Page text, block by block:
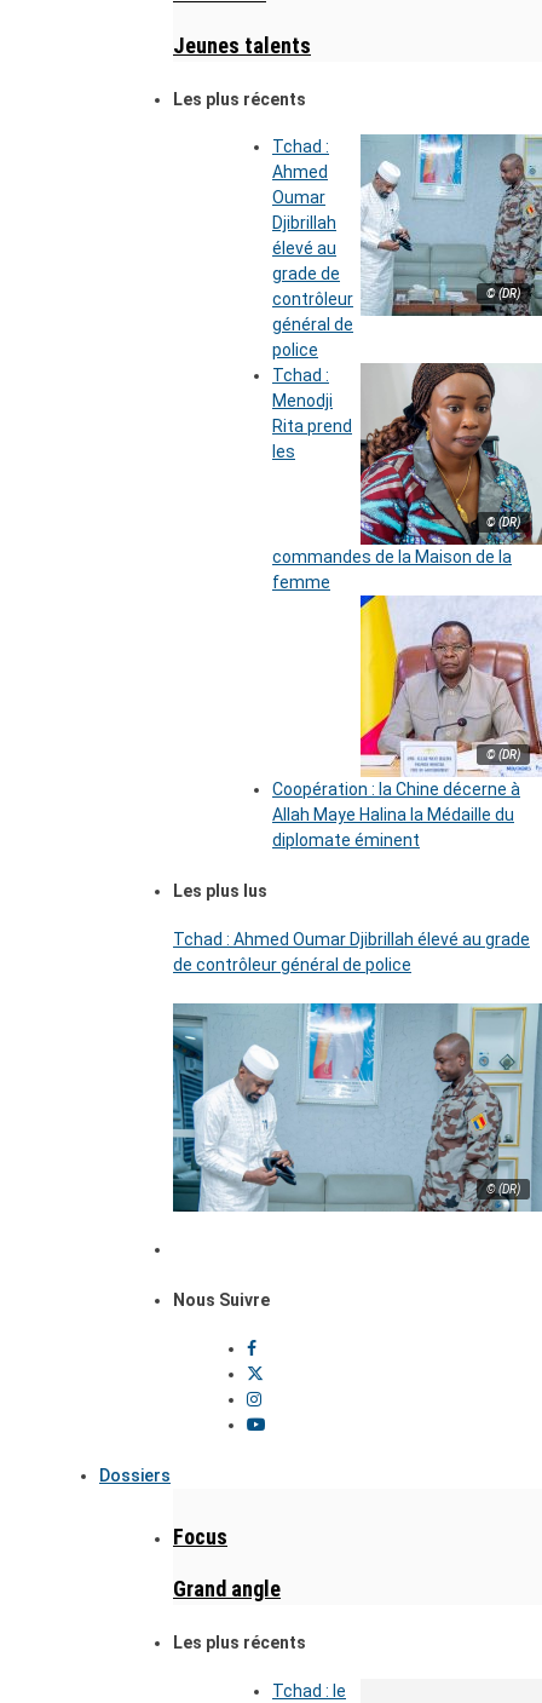
Jeunes talents
Les plus récents
© (DR)
Tchad :
Ahmed
Oumar
Djibrillah
élevé au
grade de
contrôleur
général de
police
© (DR)
Tchad :
Menodji
Rita prend
les
commandes de la Maison de la
femme
© (DR)
Coopération : la Chine décerne à
Allah Maye Halina la Médaille du
diplomate éminent
Les plus lus
Tchad : Ahmed Oumar Djibrillah élevé au grade
de contrôleur général de police
© (DR)
Nous Suivre
Dossiers
Focus
Grand angle
Les plus récents
Tchad : le